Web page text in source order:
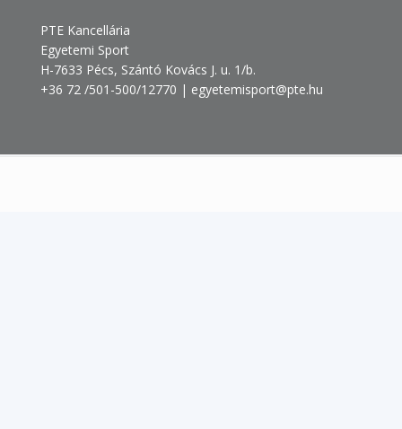
PTE Kancellária
Egyetemi Sport
H-7633 Pécs, Szántó Kovács J. u. 1/b.
+36 72 /501-500/12770 | egyetemisport@pte.hu